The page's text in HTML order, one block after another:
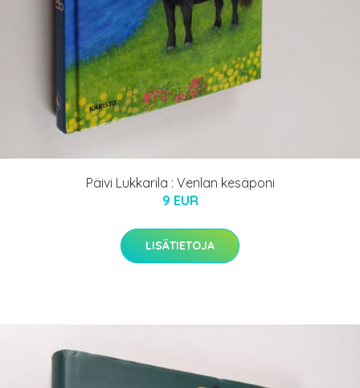
Päivi Lukkarila : Venlan kesäponi
9 EUR
LISÄTIETOJA